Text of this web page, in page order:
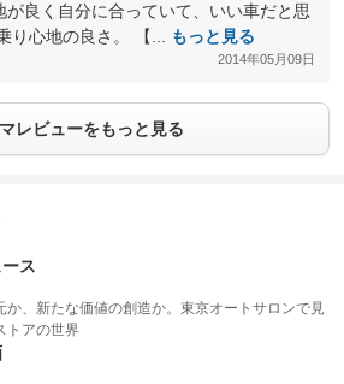
が良く自分に合っていて、いい車だと思
り心地の良さ。 【...
もっと見る
2014年05月09日
レビューをもっと見る
ス
か、新たな価値の創造か。東京オートサロンで見
トアの世界